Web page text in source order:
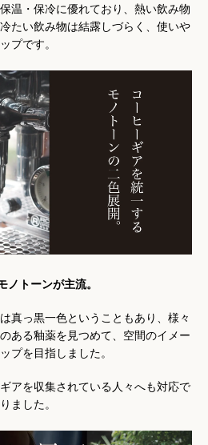
温・保冷に優れており、熱い飲み物
たい飲み物は結露しづらく、使いや
プです。
ノトーンが主流。
真っ黒一色ということもあり、様々
ある釉薬を見つめて、空間のイメー
プを目指しました。
アを収集されている人々へも対応で
ました。